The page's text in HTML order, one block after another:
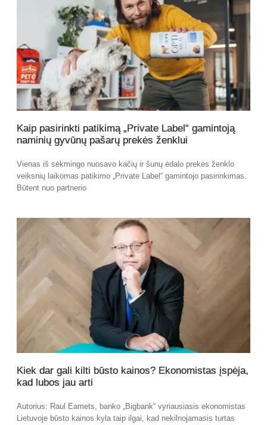
Kaip pasirinkti patikimą „Private Label“ gamintoją
naminių gyvūnų pašarų prekės ženklui
Vienas iš sėkmingo nuosavo kačių ir šunų ėdalo prekės ženklo
veiksnių laikomas patikimo „Private Label“ gamintojo pasirinkimas.
Būtent nuo partnerio
Kiek dar gali kilti būsto kainos? Ekonomistas įspėja,
kad lubos jau arti
Autorius: Raul Eamets, banko „Bigbank“ vyriausiasis ekonomistas
Lietuvoje būsto kainos kyla taip ilgai, kad nekilnojamasis turtas